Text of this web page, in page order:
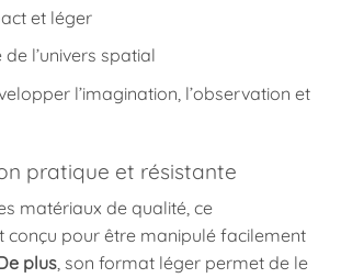
et léger
l’univers spatial
l’imagination, l’observation et
pratique et résistante
matériaux de qualité, ce
conçu pour être manipulé facilement
plus, son format léger permet de le